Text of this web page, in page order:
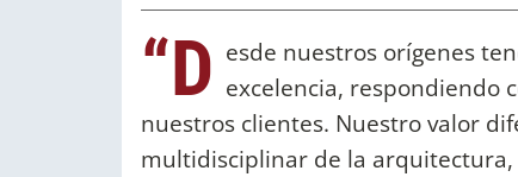
“D esde nuestros orígenes
excelencia, respondiendo
nuestros clientes. Nuestro valor
multidisciplinar de la